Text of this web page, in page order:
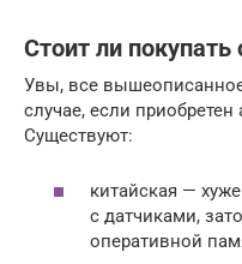
Стоит ли покупать
Увы, все
случае, если
Существуют:
китайская —
с датчиками,
оперативной